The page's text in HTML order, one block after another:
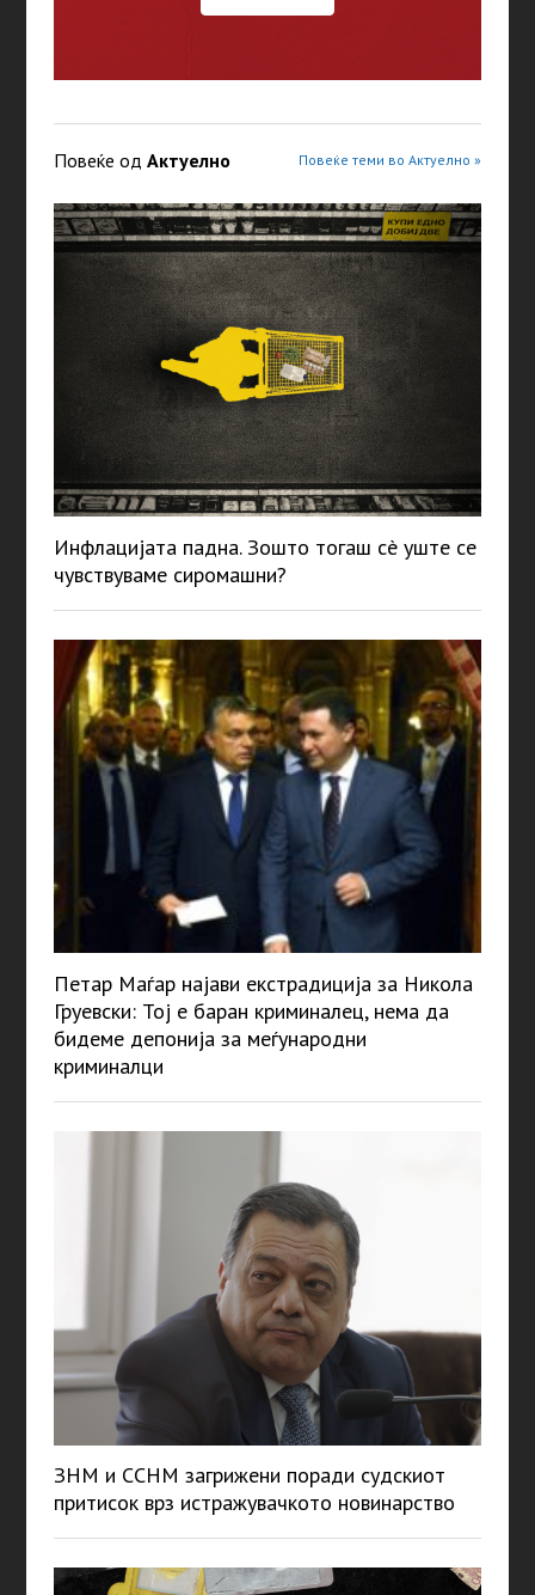
Повеќе од Актуелно Повеќе теми во Актуелно »
Инфлацијата падна. Зошто тогаш сè уште се
чувствуваме сиромашни?
Петар Маѓар најави екстрадиција за Никола
Груевски: Тој е баран криминалец, нема да
бидеме депонија за меѓународни
криминалци
ЗНМ и ССНМ загрижени поради судскиот
притисок врз истражувачкото новинарство